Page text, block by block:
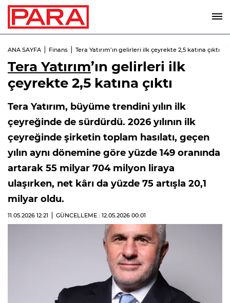
ANA SAYFA Finans Tera Yatırım’ın gelirleri ilk çeyrekte 2,5 katına çıktı
Tera Yatırım’ın gelirleri ilk
çeyrekte 2,5 katına çıktı
Tera Yatırım, büyüme trendini yılın ilk
çeyreğinde de sürdürdü. 2026 yılının ilk
çeyreğinde şirketin toplam hasılatı, geçen
yılın aynı dönemine göre yüzde 149 oranında
artarak 55 milyar 704 milyon liraya
ulaşırken, net kârı da yüzde 75 artışla 20,1
milyar oldu.
11.05.2026 12:21 GÜNCELLEME : 12.05.2026 00:01